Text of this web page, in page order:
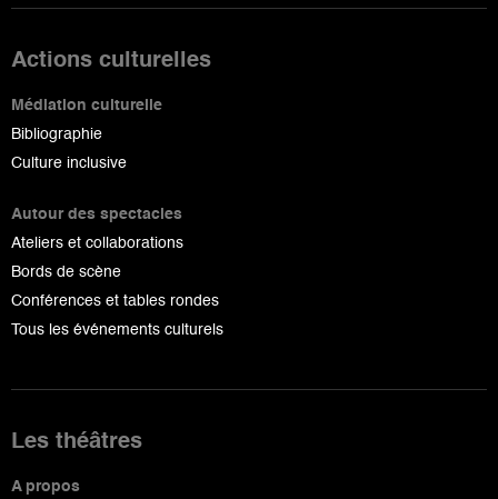
Actions culturelles
Médiation culturelle
Bibliographie
Culture inclusive
Autour des spectacles
Ateliers et collaborations
Bords de scène
Conférences et tables rondes
Tous les événements culturels
Les théâtres
A propos